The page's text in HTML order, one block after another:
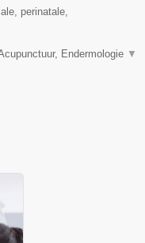
perinatale,
Endermologie ▼